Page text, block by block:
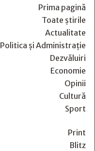
Prima pagină
Toate știrile
Actualitate
Politica și Administrație
Dezvăluiri
Economie
Opinii
Cultură
Sport
Print
Blitz